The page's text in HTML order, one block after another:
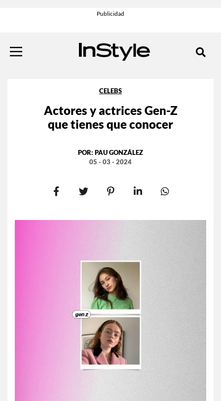
CELEBS
Actores y actrices Gen-Z
que tienes que conocer
POR: PAU GONZÁLEZ
05 - 03 - 2024